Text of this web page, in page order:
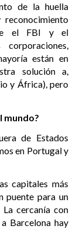
de la huella
el FBI y el
están en
solución a,
y África), pero
mundo?
de Estados
en Portugal y
capitales más
puente para un
cercanía con
Barcelona hay